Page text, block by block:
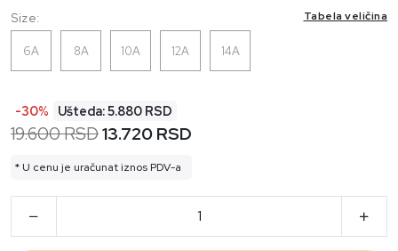
Size: Tabela veličina
6A 8A 10A 12A 14A
-30% Ušteda: 5.880 RSD
19.600 RSD13.720 RSD
* U cenu je uračunat iznos PDV-a